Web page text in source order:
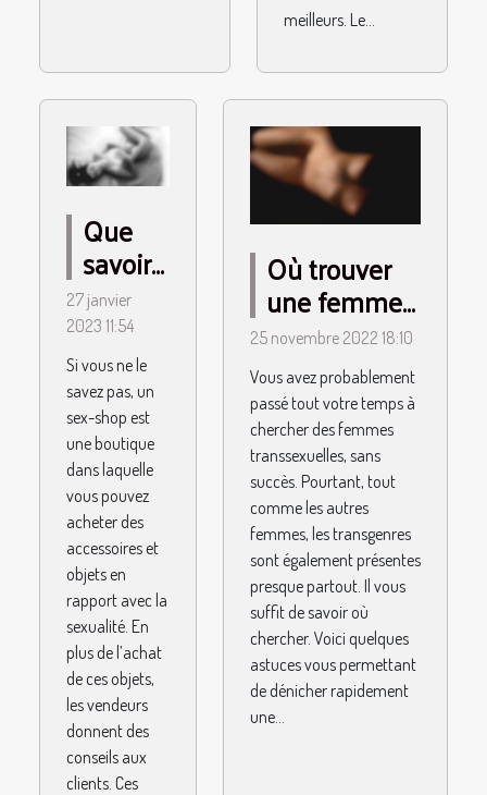
meilleurs. Le...
Que
savoir
sur les
sex-
shop
en
ligne ?
27 janvier
2023 11:54
Si vous ne le
savez pas, un
sex-shop est
une boutique
dans laquelle
vous pouvez
acheter des
accessoires et
objets en
rapport avec la
sexualité. En
plus de l’achat
de ces objets,
les vendeurs
donnent des
conseils aux
clients. Ces
Où trouver
une femme
transsexuelle
?
25 novembre 2022 18:10
Vous avez probablement
passé tout votre temps à
chercher des femmes
transsexuelles, sans
succès. Pourtant, tout
comme les autres
femmes, les transgenres
sont également présentes
presque partout. Il vous
suffit de savoir où
chercher. Voici quelques
astuces vous permettant
de dénicher rapidement
une...